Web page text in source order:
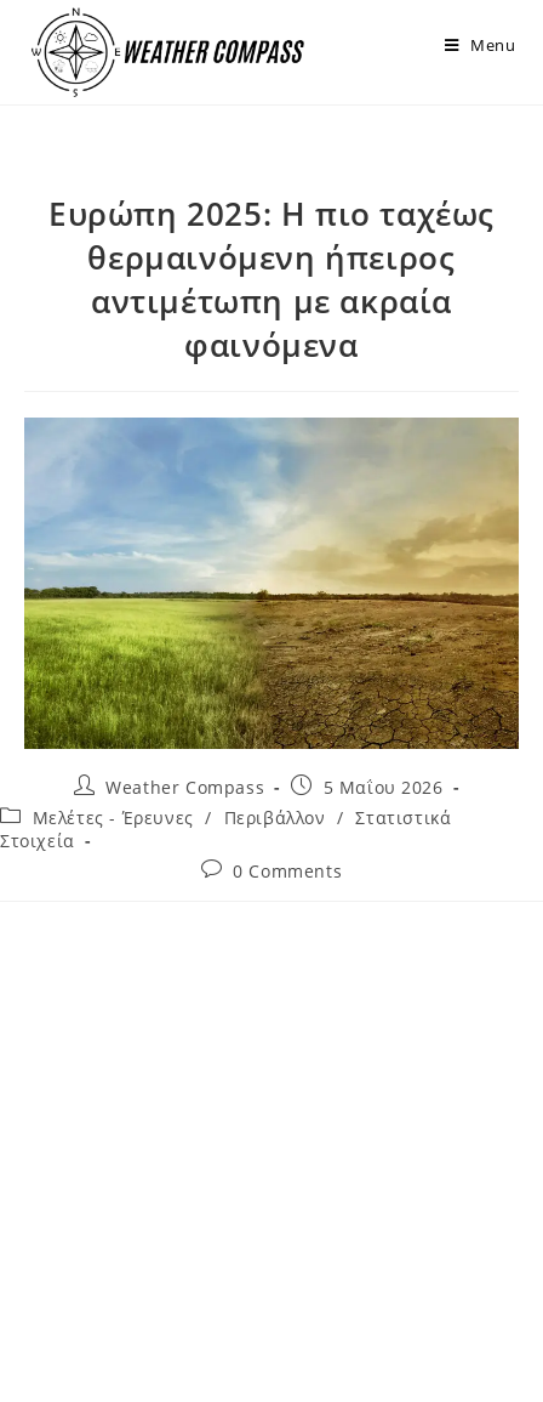
περιεχόμενο
Menu
Ευρώπη 2025: Η πιο ταχέως
θερμαινόμενη ήπειρος
αντιμέτωπη με ακραία
φαινόμενα
Weather Compass
5 Μαΐου 2026
Μελέτες - Έρευνες / Περιβάλλον / Στατιστικά
Στοιχεία
0 Comments